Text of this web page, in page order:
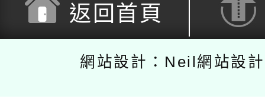
返回首頁
網站設計：Neil網站設